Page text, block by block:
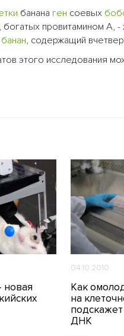
банана ген соевых
, богатых провитамином А, -
банан, содержащий
этого исследования
новая
04.10.2010
Как
на
ДНК